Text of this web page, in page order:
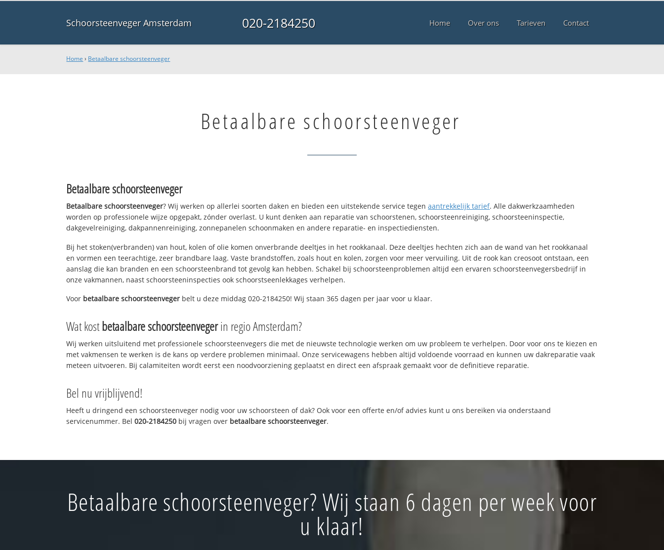
Schoorsteenveger Amsterdam 020-2184250 Home Over ons Tarieven Contact
Home › Betaalbare schoorsteenveger
Betaalbare schoorsteenveger
Betaalbare schoorsteenveger
Betaalbare schoorsteenveger? Wij werken op allerlei soorten daken en bieden een uitstekende service tegenaantrekkelijk tarief. Alle dakwerkzaamheden
worden op professionele wijze opgepakt, zónder overlast. U kunt denken aan reparatie van schoorstenen, schoorsteenreiniging, schoorsteeninspectie,
dakgevelreiniging, dakpannenreiniging, zonnepanelen schoonmaken en andere reparatie- en inspectiediensten.
Bij het stoken(verbranden) van hout, kolen of olie komen onverbrande deeltjes in het rookkanaal. Deze deeltjes hechten zich aan de wand van het rookkanaal
en vormen een teerachtige, zeer brandbare laag. Vaste brandstoffen, zoals hout en kolen, zorgen voor meer vervuiling. Uit de rook kan creosoot ontstaan, een
aanslag die kan branden en een schoorsteenbrand tot gevolg kan hebben. Schakel bij schoorsteenproblemen altijd een ervaren schoorsteenvegersbedrijf in
onze vakmannen, naast schoorsteeninspecties ook schoorstseenlekkages verhelpen.
Voor betaalbare schoorsteenveger belt u deze middag 020-2184250! Wij staan 365 dagen per jaar voor u klaar.
Wat kostbetaalbare schoorsteenvegerin regio Amsterdam?
Wij werken uitsluitend met professionele schoorsteenvegers die met de nieuwste technologie werken om uw probleem te verhelpen. Door voor ons te kiezen en
met vakmensen te werken is de kans op verdere problemen minimaal. Onze servicewagens hebben altijd voldoende voorraad en kunnen uw dakreparatie vaak
meteen uitvoeren. Bij calamiteiten wordt eerst een noodvoorziening geplaatst en direct een afspraak gemaakt voor de definitieve reparatie.
Bel nu vrijblijvend!
Heeft u dringend een schoorsteenveger nodig voor uw schoorsteen of dak? Ook voor een offerte en/of advies kunt u ons bereiken via onderstaand
servicenummer. Bel020-2184250 bij vragen over betaalbare schoorsteenveger.
Betaalbare schoorsteenveger? Wij staan 6 dagen per week voor
u klaar!